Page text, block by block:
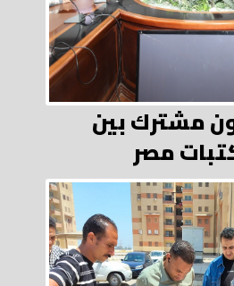
مشترك بين
مصر